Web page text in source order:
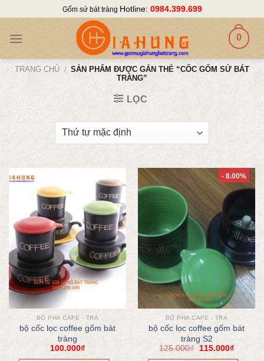
content
Gốm sứ bát tràng Hotline: 0984.399.699
0
TRANG CHỦ / SẢN PHẨM ĐƯỢC GẮN THẺ “CỐC GỐM SỨ BÁT
TRÀNG”
LỌC
BỘ PHA CAFE - TRÀ
bộ cốc lọc coffee gốm bát
tràng
100.000₫
- 8.00%
BỘ PHA CAFE - TRÀ
bộ cốc lọc coffee gốm bát
tràng S2
125.000₫ 115.000₫